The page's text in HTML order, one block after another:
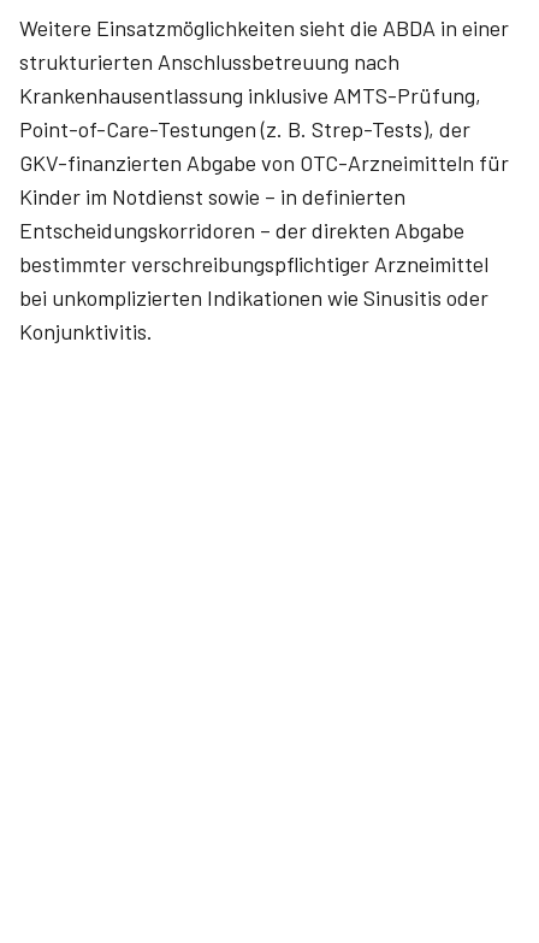
Weitere Einsatzmöglichkeiten sieht die ABDA in einer
strukturierten Anschlussbetreuung nach
Krankenhausentlassung inklusive AMTS-Prüfung,
Point-of-Care-Testungen (z. B. Strep-Tests), der
GKV-finanzierten Abgabe von OTC-Arzneimitteln für
Kinder im Notdienst sowie – in definierten
Entscheidungskorridoren – der direkten Abgabe
bestimmter verschreibungspflichtiger Arzneimittel
bei unkomplizierten Indikationen wie Sinusitis oder
Konjunktivitis.